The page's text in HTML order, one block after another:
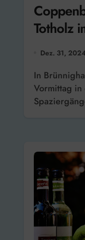
Totholz
auf
Dez. 31,
In Brünnighausen musste die Feuerwehr am
Vormittag in